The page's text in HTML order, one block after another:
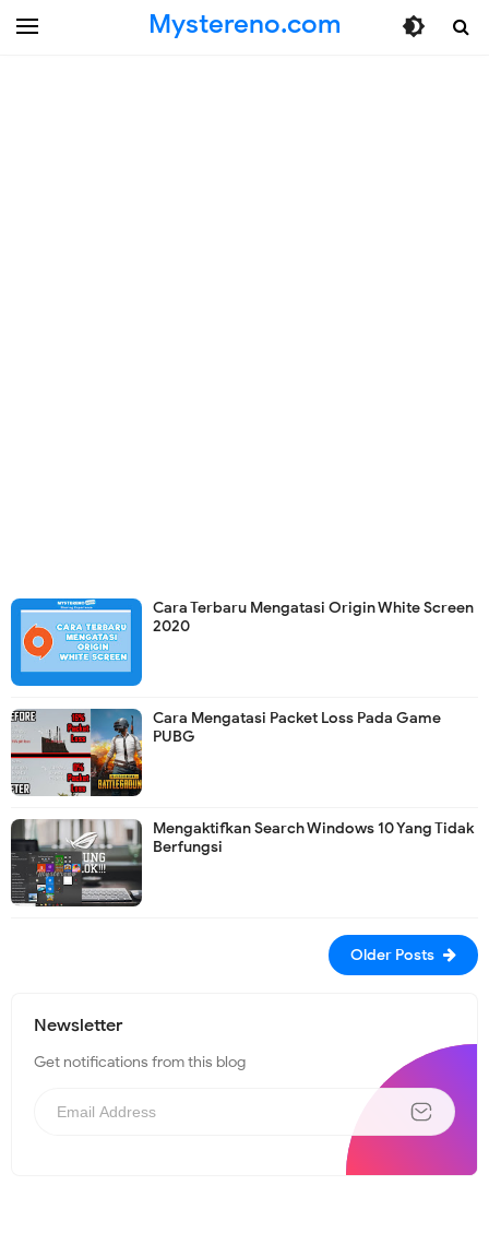
Mystereno.com
Cara Terbaru Mengatasi Origin White Screen
2020
Cara Mengatasi Packet Loss Pada Game
PUBG
Mengaktifkan Search Windows 10 Yang Tidak
Berfungsi
Older Posts
Newsletter
Get notifications from this blog